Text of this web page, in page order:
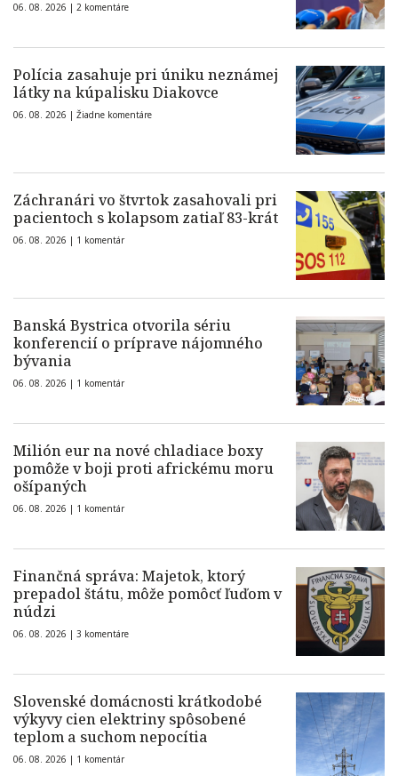
06. 08. 2026 | 2 komentáre
Polícia zasahuje pri úniku neznámej
látky na kúpalisku Diakovce
06. 08. 2026 | Žiadne komentáre
Záchranári vo štvrtok zasahovali pri
pacientoch s kolapsom zatiaľ 83-krát
06. 08. 2026 | 1 komentár
Banská Bystrica otvorila sériu
konferencií o príprave nájomného
bývania
06. 08. 2026 | 1 komentár
Milión eur na nové chladiace boxy
pomôže v boji proti africkému moru
ošípaných
06. 08. 2026 | 1 komentár
Finančná správa: Majetok, ktorý
prepadol štátu, môže pomôcť ľuďom v
núdzi
06. 08. 2026 | 3 komentáre
Slovenské domácnosti krátkodobé
výkyvy cien elektriny spôsobené
teplom a suchom nepocítia
06. 08. 2026 | 1 komentár